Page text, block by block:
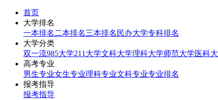
首页
大学排名
一本排名 二本排名三本排名 民办大学专科排名
大学分类
双一流985大学211大学文科大学理科大学师范大学医科
高考专业
男生专业女生专业理科专业文科专业专业排名
报考指导
报考指导